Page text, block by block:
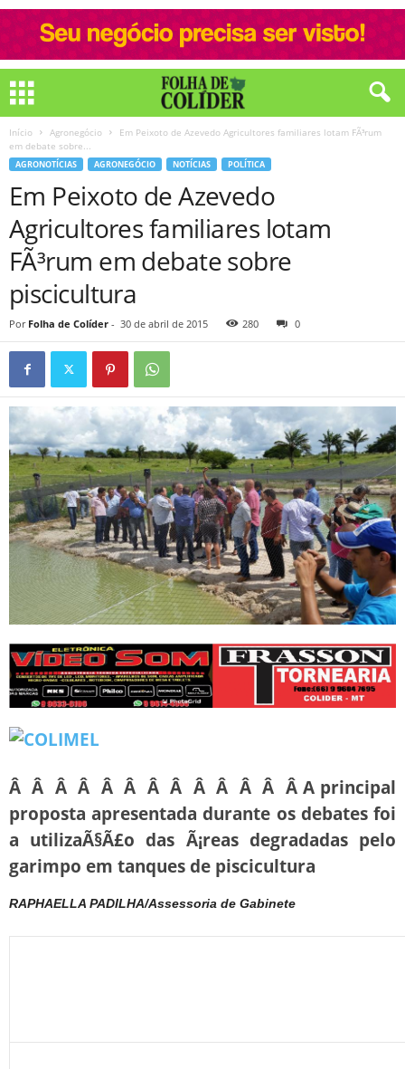
Início Agronegócio
Em Peixoto de Azevedo Agricultores familiares lotam FÃ³rum
em debate sobre...
AGRONOTÍCIAS AGRONEGÓCIO NOTÍCIAS POLÍTICA
Em Peixoto de Azevedo
Agricultores familiares lotam
FÃ³rum em debate sobre
piscicultura
Por Folha de Colíder - 30 de abril de 2015 280 0
Â Â Â Â Â Â Â Â Â Â Â Â Â A principal
proposta apresentada durante os debates foi
a utilizaÃ§Ã£o das Ã¡reas degradadas pelo
garimpo em tanques de piscicultura
RAPHAELLA PADILHA/Assessoria de Gabinete